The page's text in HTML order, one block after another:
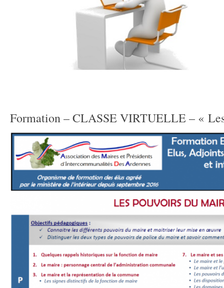
Formation – CLASSE VIRTUELLE – «